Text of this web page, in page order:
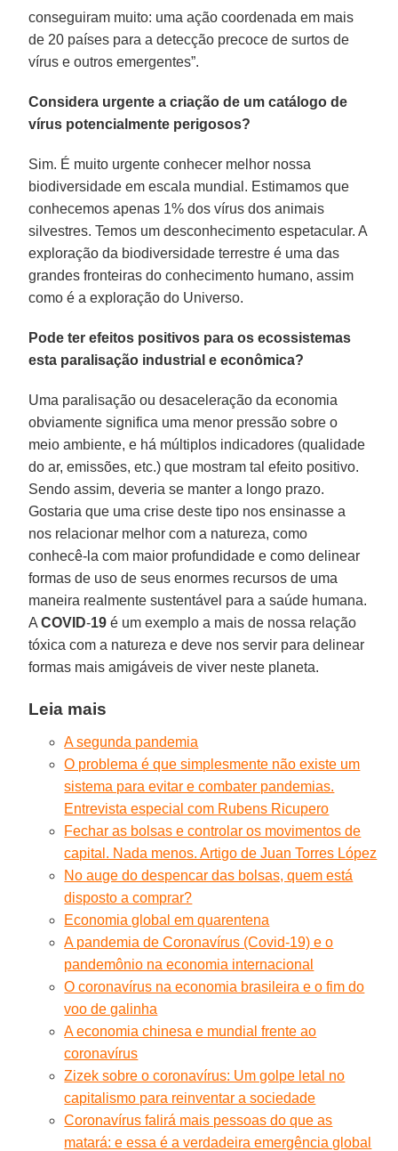
conseguiram muito: uma ação coordenada em mais
de 20 países para a detecção precoce de surtos de
vírus e outros emergentes”.
Considera urgente a criação de um catálogo de
vírus potencialmente perigosos?
Sim. É muito urgente conhecer melhor nossa
biodiversidade em escala mundial. Estimamos que
conhecemos apenas 1% dos vírus dos animais
silvestres. Temos um desconhecimento espetacular. A
exploração da biodiversidade terrestre é uma das
grandes fronteiras do conhecimento humano, assim
como é a exploração do Universo.
Pode ter efeitos positivos para os ecossistemas
esta paralisação industrial e econômica?
Uma paralisação ou desaceleração da economia
obviamente significa uma menor pressão sobre o
meio ambiente, e há múltiplos indicadores (qualidade
do ar, emissões, etc.) que mostram tal efeito positivo.
Sendo assim, deveria se manter a longo prazo.
Gostaria que uma crise deste tipo nos ensinasse a
nos relacionar melhor com a natureza, como
conhecê-la com maior profundidade e como delinear
formas de uso de seus enormes recursos de uma
maneira realmente sustentável para a saúde humana.
ACOVID-19 é um exemplo a mais de nossa relação
tóxica com a natureza e deve nos servir para delinear
formas mais amigáveis de viver neste planeta.
Leia mais
A segunda pandemia
O problema é que simplesmente não existe um
sistema para evitar e combater pandemias.
Entrevista especial com Rubens Ricupero
Fechar as bolsas e controlar os movimentos de
capital. Nada menos. Artigo de Juan Torres López
No auge do despencar das bolsas, quem está
disposto a comprar?
Economia global em quarentena
A pandemia de Coronavírus (Covid-19) e o
pandemônio na economia internacional
O coronavírus na economia brasileira e o fim do
voo de galinha
A economia chinesa e mundial frente ao
coronavírus
Zizek sobre o coronavírus: Um golpe letal no
capitalismo para reinventar a sociedade
Coronavírus falirá mais pessoas do que as
matará: e essa é a verdadeira emergência global